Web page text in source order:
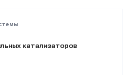
катализаторов